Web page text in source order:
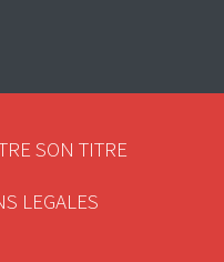
SON TITRE
LEGALES